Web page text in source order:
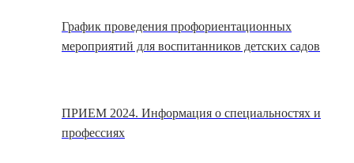
График проведения профориентационных
мероприятий для воспитанников детских садов
ПРИЕМ 2024. Информация о специальностях и
профессиях